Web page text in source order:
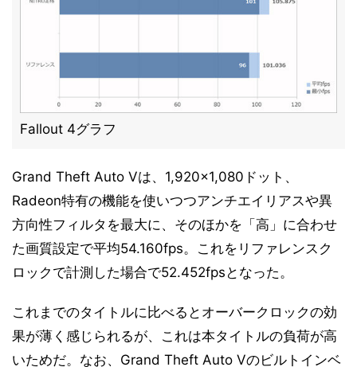
Fallout 4グラフ
Grand Theft Auto Vは、1,920×1,080ドット、
Radeon特有の機能を使いつつアンチエイリアスや異
方向性フィルタを最大に、そのほかを「高」に合わせ
た画質設定で平均54.160fps。これをリファレンスク
ロックで計測した場合で52.452fpsとなった。
これまでのタイトルに比べるとオーバークロックの効
果が薄く感じられるが、これは本タイトルの負荷が高
いためだ。なお、Grand Theft Auto Vのビルトインベ